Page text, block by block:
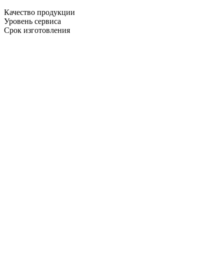
Качество продукции
Уровень сервиса
Срок изготовления